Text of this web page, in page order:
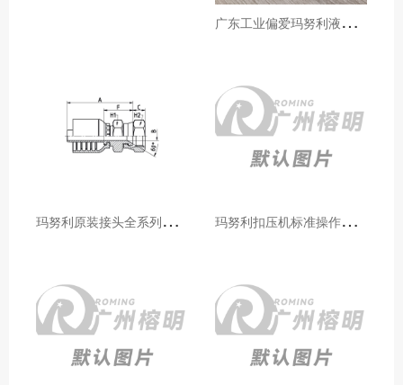
广
东工业偏爱玛努利液压产品的五大原因（代理深度分析）
玛
努利原装接头全系列型号解析：广州客户选型必备指南 玛
努利扣压机标准操作流程：广州代理手把手教学（新手也能学会）